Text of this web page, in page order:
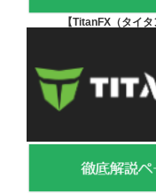
【TitanFX（タイタ